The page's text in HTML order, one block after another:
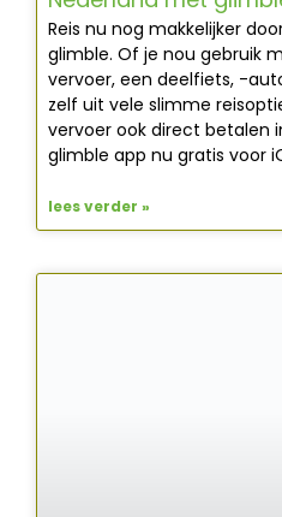
Reis nu nog makkelijker
glimble. Of je nou gebruik
vervoer, een deelfiets, -
zelf uit vele slimme
vervoer ook direct betalen
glimble app nu gratis voor
lees verder »